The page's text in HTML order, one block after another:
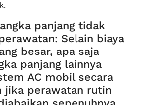
panjang tidak
Selain biaya
besar, apa saja
panjang lainnya
AC mobil secara
jika perawatan rutin